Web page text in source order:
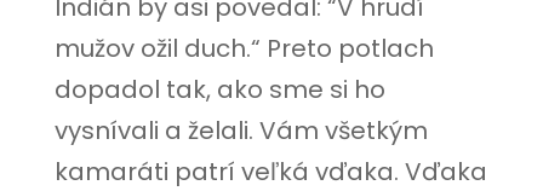
Indián by asi povedal: “V hrudí
mužov ožil duch.“ Preto potlach
dopadol tak, ako sme si ho
vysnívali a želali. Vám všetkým
kamaráti patrí veľká vďaka. Vďaka